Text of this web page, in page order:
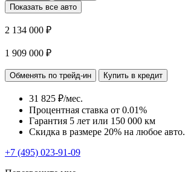
Показать все авто
2 134 000 ₽
1 909 000 ₽
Обменять по трейд-ин Купить в кредит
31 825 ₽/мес.
Процентная ставка от 0.01%
Гарантия 5 лет или 150 000 км
Скидка в размере 20% на любое авто.
+7 (495) 023-91-09